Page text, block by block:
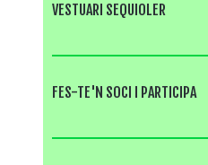
VESTUARI SEQUIOLER
FES-TE'N SOCI I PARTICIPA